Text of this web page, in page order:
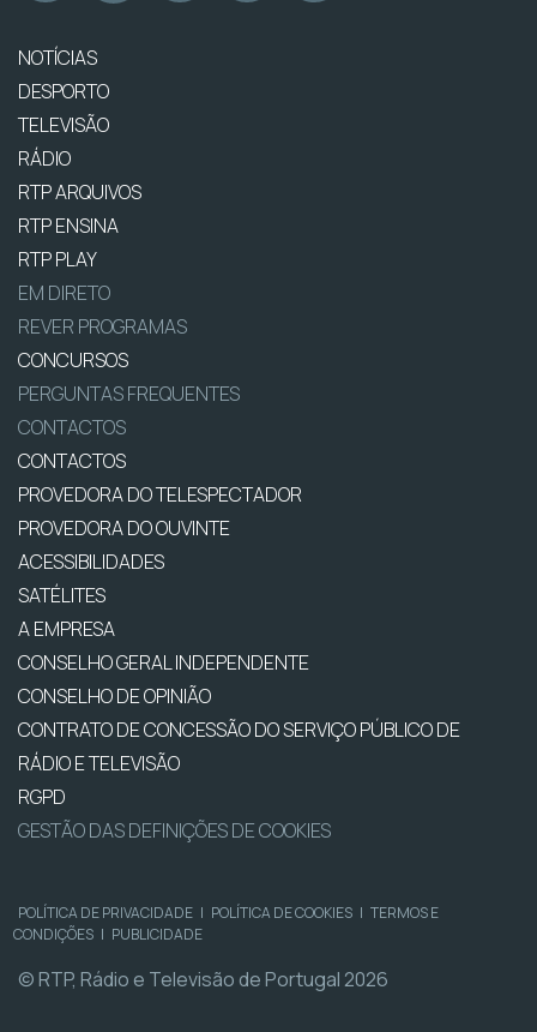
NOTÍCIAS
DESPORTO
TELEVISÃO
RÁDIO
RTP ARQUIVOS
RTP ENSINA
RTP PLAY
EM DIRETO
REVER PROGRAMAS
CONCURSOS
PERGUNTAS FREQUENTES
CONTACTOS
CONTACTOS
PROVEDORA DO TELESPECTADOR
PROVEDORA DO OUVINTE
ACESSIBILIDADES
SATÉLITES
A EMPRESA
CONSELHO GERAL INDEPENDENTE
CONSELHO DE OPINIÃO
CONTRATO DE CONCESSÃO DO SERVIÇO PÚBLICO DE
RÁDIO E TELEVISÃO
RGPD
GESTÃO DAS DEFINIÇÕES DE COOKIES
POLÍTICA DE PRIVACIDADE | POLÍTICA DE COOKIES | TERMOS E
CONDIÇÕES | PUBLICIDADE
© RTP, Rádio e Televisão de Portugal 2026